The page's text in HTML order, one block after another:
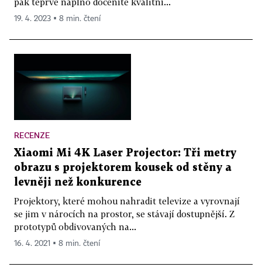
19. 4. 2023 ▪ 8 min. čtení
RECENZE
Xiaomi Mi 4K Laser Projector: Tři metry
obrazu s projektorem kousek od stěny a
levněji než konkurence
Projektory, které mohou nahradit televize a vyrovnají
se jim v nárocích na prostor, se stávají dostupnější. Z
prototypů obdivovaných na...
16. 4. 2021 ▪ 8 min. čtení